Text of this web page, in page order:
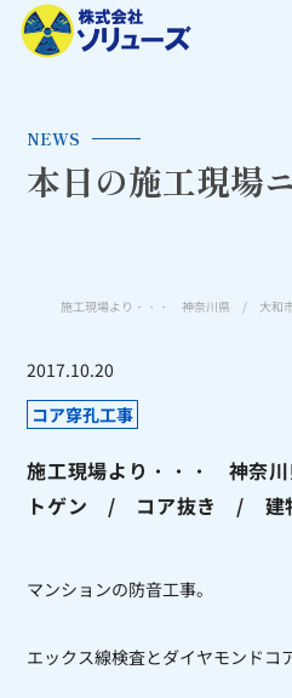
NEWS
本日の施工現場
施工現場より・・・ 神奈川県 /
2017.10.20
コア穿孔工事
施工現場より・・・ 神
トゲン / コア抜き / 建
マンションの防音工事。
エックス線検査とダイヤモンドコ